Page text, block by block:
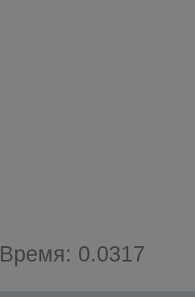
Время: 0.0317